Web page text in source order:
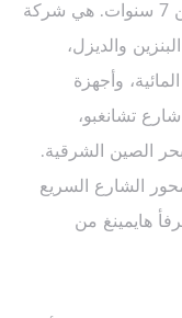
झيجيانغ (الصين). تم إنشاؤها منذ أكثر من 7 سنوات. هي شركة
والديزل،
وأجهزة
تشانغبو،
الصين الشرقية.
من الغرب، ومحور الشارع السريع
هايمينغ من